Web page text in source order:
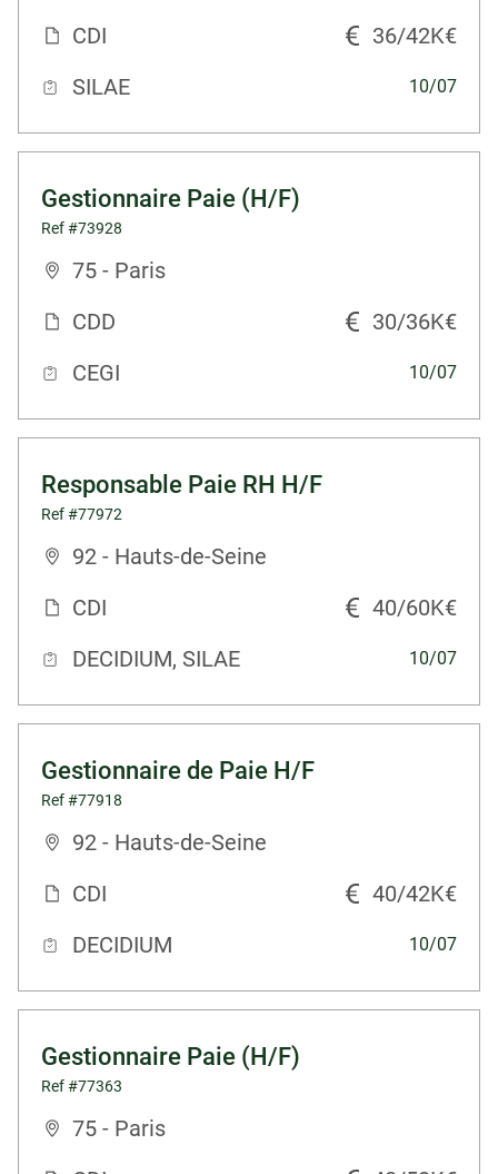
CDI
36/42K€
SILAE
10/07
Gestionnaire Paie (H/F)
Ref #73928
75 - Paris
CDD
30/36K€
CEGI
10/07
Responsable Paie RH H/F
Ref #77972
92 - Hauts-de-Seine
CDI
40/60K€
DECIDIUM, SILAE
10/07
Gestionnaire de Paie H/F
Ref #77918
92 - Hauts-de-Seine
CDI
40/42K€
DECIDIUM
10/07
Gestionnaire Paie (H/F)
Ref #77363
75 - Paris